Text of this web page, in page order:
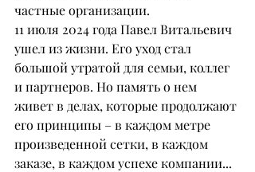
частные организации.
11 июля 2024 года Павел Витальевич
ушел из жизни. Его уход стал
большой утратой для семьи, коллег
и партнеров. Но память о нем
живет в делах, которые продолжают
его принципы – в каждом метре
произведенной сетки, в каждом
заказе, в каждом успехе компании...